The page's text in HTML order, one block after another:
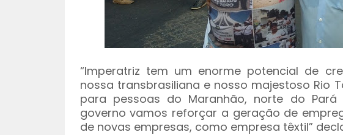
“Imperatriz tem um enorme potencial de
nossa transbrasiliana e nosso majestoso Rio
para pessoas do Maranhão, norte do
governo vamos reforçar a geração de
de novas empresas, como empresa têxtil”